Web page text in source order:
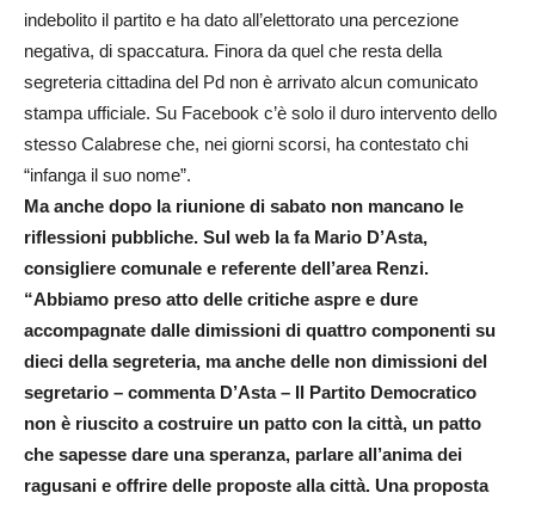
indebolito il partito e ha dato all’elettorato una percezione
negativa, di spaccatura. Finora da quel che resta della
segreteria cittadina del Pd non è arrivato alcun comunicato
stampa ufficiale. Su Facebook c’è solo il duro intervento dello
stesso Calabrese che, nei giorni scorsi, ha contestato chi
“infanga il suo nome”.
Ma anche dopo la riunione di sabato non mancano le
riflessioni pubbliche. Sul web la fa Mario D’Asta,
consigliere comunale e referente dell’area Renzi.
“Abbiamo preso atto delle critiche aspre e dure
accompagnate dalle dimissioni di quattro componenti su
dieci della segreteria, ma anche delle non dimissioni del
segretario – commenta D’Asta – Il Partito Democratico
non è riuscito a costruire un patto con la città, un patto
che sapesse dare una speranza, parlare all’anima dei
ragusani e offrire delle proposte alla città. Una proposta